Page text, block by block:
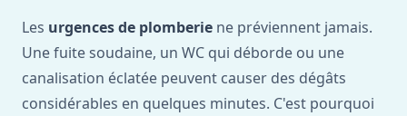
Les urgences de plomberie ne préviennent jamais.
Une fuite soudaine, un WC qui déborde ou une
canalisation éclatée peuvent causer des dégâts
considérables en quelques minutes. C'est pourquoi